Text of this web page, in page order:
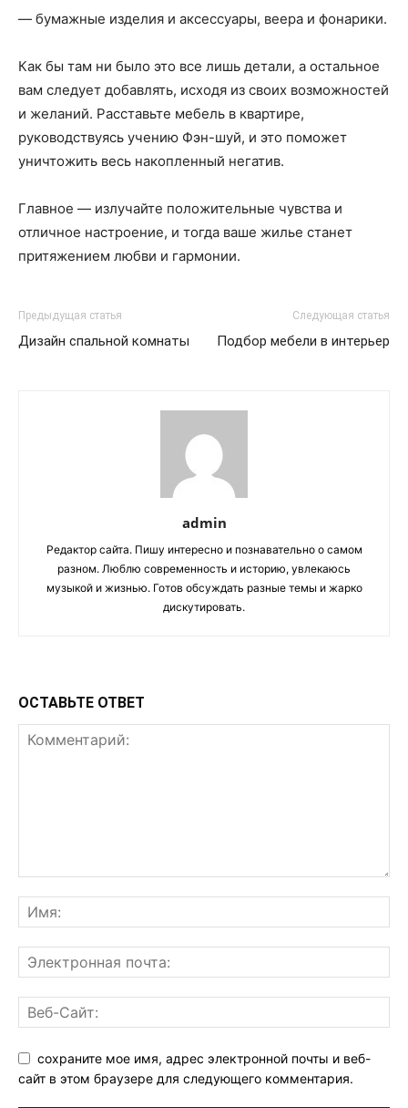
— бумажные изделия и аксессуары, веера и фонарики.
Как бы там ни было это все лишь детали, а остальное
вам следует добавлять, исходя из своих возможностей
и желаний. Расставьте мебель в квартире,
руководствуясь учению Фэн-шуй, и это поможет
уничтожить весь накопленный негатив.
Главное — излучайте положительные чувства и
отличное настроение, и тогда ваше жилье станет
притяжением любви и гармонии.
Предыдущая статья
Дизайн спальной комнаты
Следующая статья
Подбор мебели в интерьер
admin
Редактор сайта. Пишу интересно и познавательно о самом
разном. Люблю современность и историю, увлекаюсь
музыкой и жизнью. Готов обсуждать разные темы и жарко
дискутировать.
ОСТАВЬТЕ ОТВЕТ
сохраните мое имя, адрес электронной почты и веб-
сайт в этом браузере для следующего комментария.